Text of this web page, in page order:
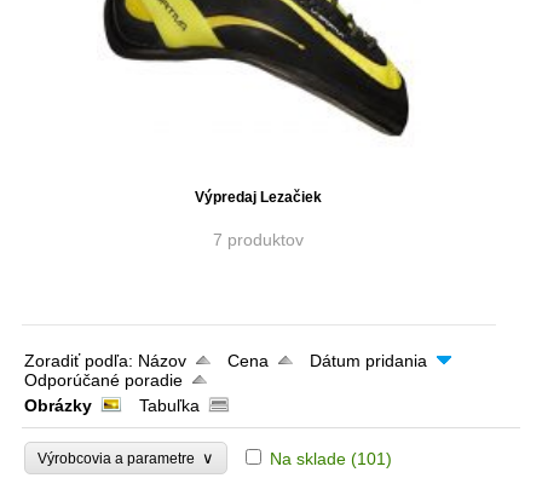
Výpredaj Lezačiek
7 produktov
Zoradiť podľa: Názov Cena
Dátum pridania
Odporúčané poradie
Obrázky
Tabuľka
Výrobcovia a parametre ∨ Na sklade (101)